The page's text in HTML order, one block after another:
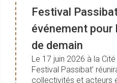
Festival
événement
de demain
Le 17 juin 2026 à la
Festival Passibat’
collectivités et acteurs